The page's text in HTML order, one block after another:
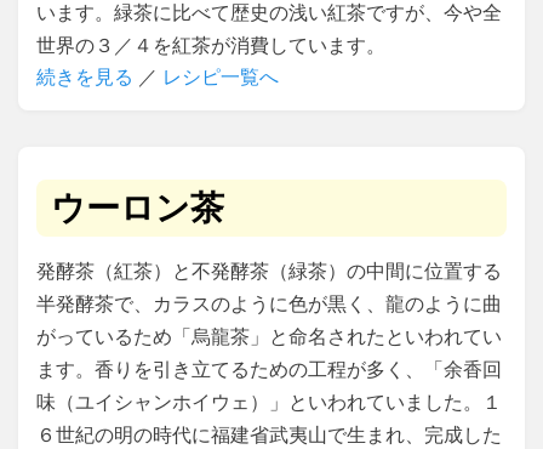
います。緑茶に比べて歴史の浅い紅茶ですが、今や全
世界の３／４を紅茶が消費しています。
続きを見る ／ レシピ一覧へ
ウーロン茶
発酵茶（紅茶）と不発酵茶（緑茶）の中間に位置する
半発酵茶で、カラスのように色が黒く、龍のように曲
がっているため「烏龍茶」と命名されたといわれてい
ます。香りを引き立てるための工程が多く、「余香回
味（ユイシャンホイウェ）」といわれていました。１
６世紀の明の時代に福建省武夷山で生まれ、完成した